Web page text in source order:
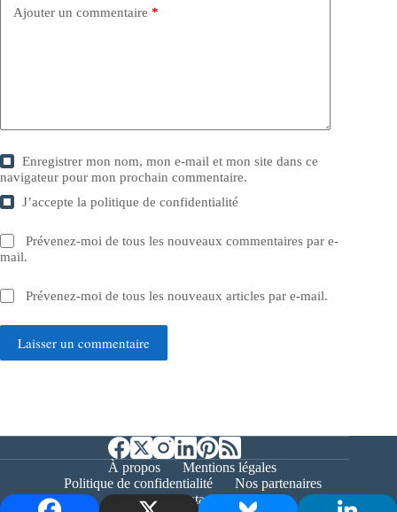
Ajouter un commentaire *
Enregistrer mon nom, mon e-mail et mon site dans ce
navigateur pour mon prochain commentaire.
J’accepte lapolitique de confidentialité
Prévenez-moi de tous les nouveaux commentaires par e-
mail.
Prévenez-moi de tous les nouveaux articles par e-mail.
Laisser un commentaire
À propos
Mentions légales
Politique de confidentialité
Nos partenaires
Contact